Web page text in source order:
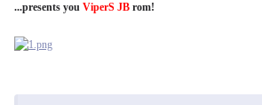
...presents you ViperS JB rom!